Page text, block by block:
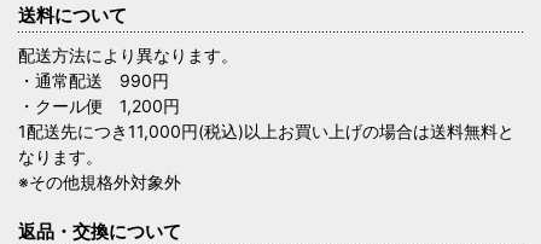
送料について
配送方法により異なります。
・通常配送 990円
・クール便 1,200円
1配送先につき11,000円(税込)以上お買い上げの場合は送料無料と
なります。
※その他規格外対象外
返品・交換について